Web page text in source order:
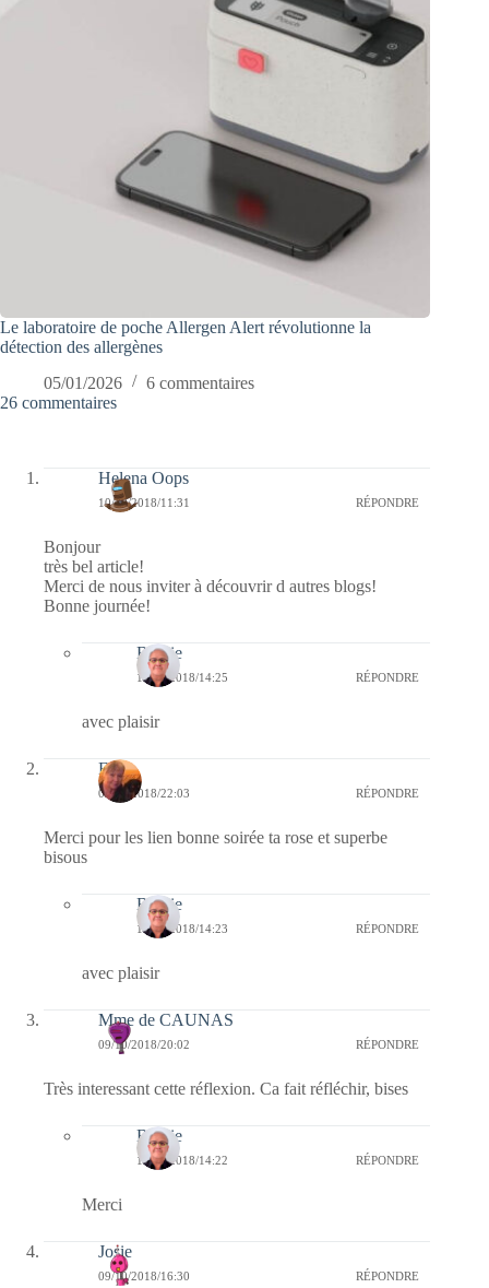
Le laboratoire de poche Allergen Alert révolutionne la
détection des allergènes
05/01/2026
6 commentaires
26 commentaires
Helena Oops
10/10/2018/11:31 RÉPONDRE
Bonjour
très bel article!
Merci de nous inviter à découvrir d autres blogs!
Bonne journée!
Bernie
11/10/2018/14:25 RÉPONDRE
avec plaisir
Evy
09/10/2018/22:03 RÉPONDRE
Merci pour les lien bonne soirée ta rose et superbe
bisous
Bernie
11/10/2018/14:23 RÉPONDRE
avec plaisir
Mme de CAUNAS
09/10/2018/20:02 RÉPONDRE
Très interessant cette réflexion. Ca fait réfléchir, bises
Bernie
11/10/2018/14:22 RÉPONDRE
Merci
Josie
09/10/2018/16:30 RÉPONDRE